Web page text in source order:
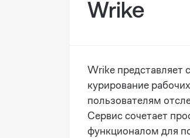
Wrike
Wrike представляет
курирование
пользователям
Сервис сочетает
функционалом для